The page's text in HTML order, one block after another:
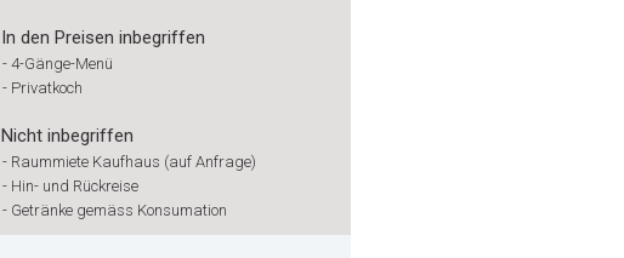
In den Preisen inbegriffen
- 4-Gänge-Menü
- Privatkoch
Nicht inbegriffen
- Raummiete Kaufhaus (auf Anfrage)
- Hin- und Rückreise
- Getränke gemäss Konsumation